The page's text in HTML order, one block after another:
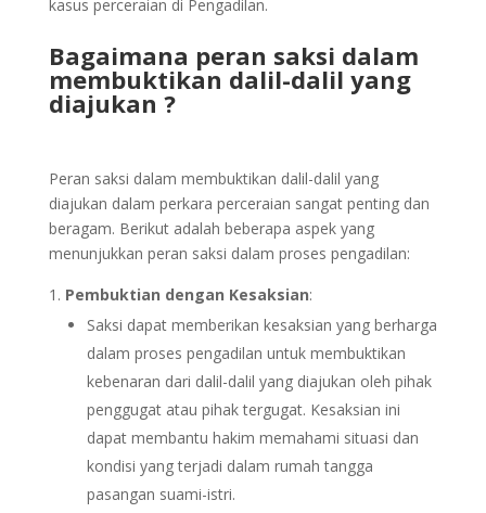
kasus perceraian di Pengadilan.
Bagaimana peran saksi dalam
membuktikan dalil-dalil yang
diajukan ?
Peran saksi dalam membuktikan dalil-dalil yang
diajukan dalam perkara perceraian sangat penting dan
beragam. Berikut adalah beberapa aspek yang
menunjukkan peran saksi dalam proses pengadilan:
Pembuktian dengan Kesaksian:
Saksi dapat memberikan kesaksian yang berharga
dalam proses pengadilan untuk membuktikan
kebenaran dari dalil-dalil yang diajukan oleh pihak
penggugat atau pihak tergugat. Kesaksian ini
dapat membantu hakim memahami situasi dan
kondisi yang terjadi dalam rumah tangga
pasangan suami-istri.